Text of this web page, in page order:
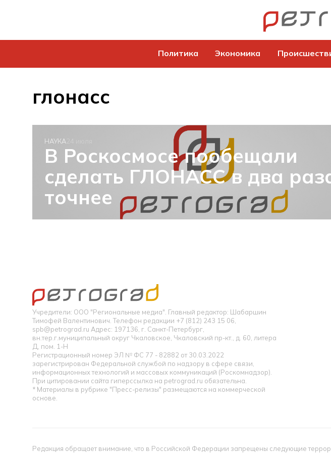
Политика Экономика
глонасс
НАУКА
В Роскосмосе пообещали
сделать ГЛОНАСС в два
точнее
Учредители: ООО "Региональные медиа". Главный редактор: Шабаршин
Тимофей Валентинович. Телефон редакции +7 (812) 243 15 06,
spb@petrograd.ru Адрес: 197136, г. Санкт-Петербург,
вн.тер.г.муниципальный округ Чкаловское, Чкаловский пр-кт., д. 60, литера
Д, пом. 1-Н
Регистрационный номер ЭЛ № ФС 77 - 82882 от 30.03.2022
зарегистрирован Федеральной службой по надзору в сфере связи,
информационных технологий и массовых коммуникаций (Роскомнадзор).
При цитировании сайта гиперссылка на petrograd.ru обязательна.
* Материалы в рубрике "Пресс-релизы" размещаются на коммерческой
основе.
Редакция обращает внимание, что в Российской Федерации запрещены следующие